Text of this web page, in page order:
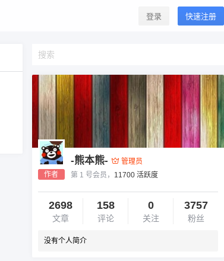
登录 快速注册
作者
-熊本熊-
管理员
第 1 号会员， 11700 活跃度
2698
文章
158
评论
0
关注
3757
粉丝
没有个人简介